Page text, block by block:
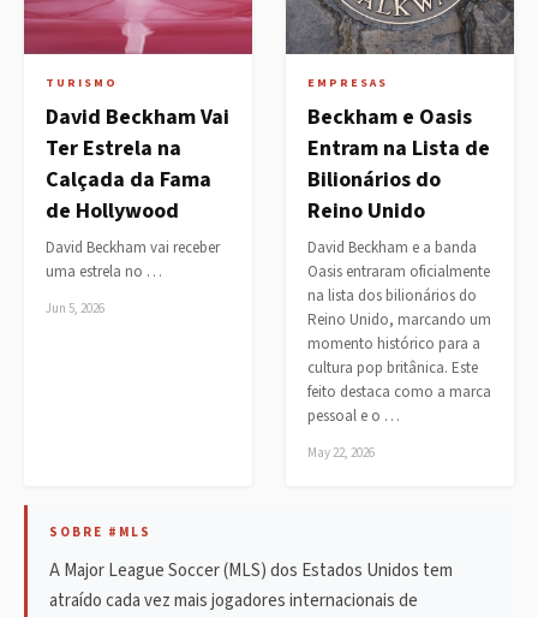
TURISMO
David Beckham Vai
Ter Estrela na
Calçada da Fama
de Hollywood
David Beckham vai receber
uma estrela no …
Jun 5, 2026
EMPRESAS
Beckham e Oasis
Entram na Lista de
Bilionários do
Reino Unido
David Beckham e a banda
Oasis entraram oficialmente
na lista dos bilionários do
Reino Unido, marcando um
momento histórico para a
cultura pop britânica. Este
feito destaca como a marca
pessoal e o …
May 22, 2026
SOBRE #MLS
A Major League Soccer (MLS) dos Estados Unidos tem
atraído cada vez mais jogadores internacionais de